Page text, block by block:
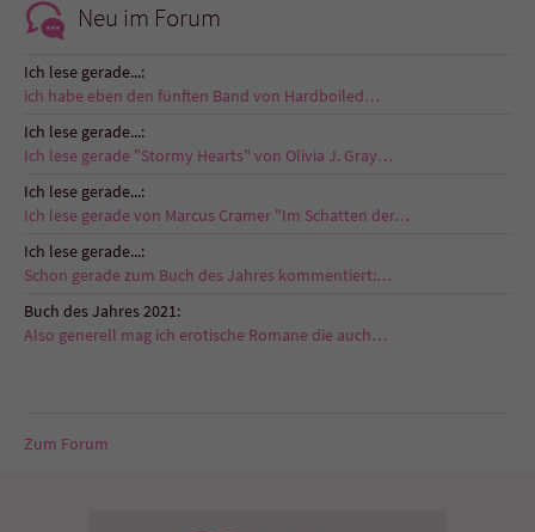
Neu im Forum
Ich lese gerade...:
ich habe eben den fünften Band von Hardboiled…
Ich lese gerade...:
Ich lese gerade "Stormy Hearts" von Olivia J. Gray…
Ich lese gerade...:
Ich lese gerade von Marcus Cramer "Im Schatten der…
Ich lese gerade...:
Schon gerade zum Buch des Jahres kommentiert:…
Buch des Jahres 2021:
Also generell mag ich erotische Romane die auch…
Zum Forum